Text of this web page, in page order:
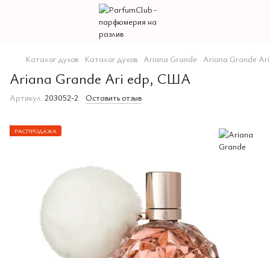
Каталог духов Каталог духов Ariana Grande Ariana Grande
Ariana Grande Ari edp, США
Артикул: 203052-2 Оставить отзыв
РАСПРОДАЖА